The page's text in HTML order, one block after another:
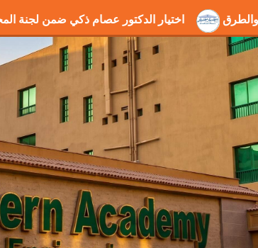
الحفر والطرق اختيار الدكتور عصام ذكي